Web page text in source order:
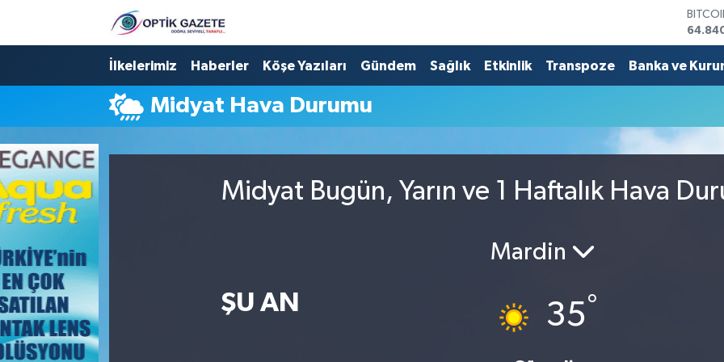
13.779
İlkelerimiz Haberler Köşe Yazıları Gündem Sağlık Etkinlik Transpoze Banka ve
Midyat Hava Durumu
Midyat Bugün, Yarın ve 1 Haftalık Hava
ŞU AN
Mardin
35°
Nöbetçi Eczaneler
Hava Durumu
İstanbul Namaz Vakitleri
Trafik Durumu
Süper Lig Puan Durumu ve Fikstür
Tüm Manşetler
Son Dakika Haberleri
Haber Arşivi